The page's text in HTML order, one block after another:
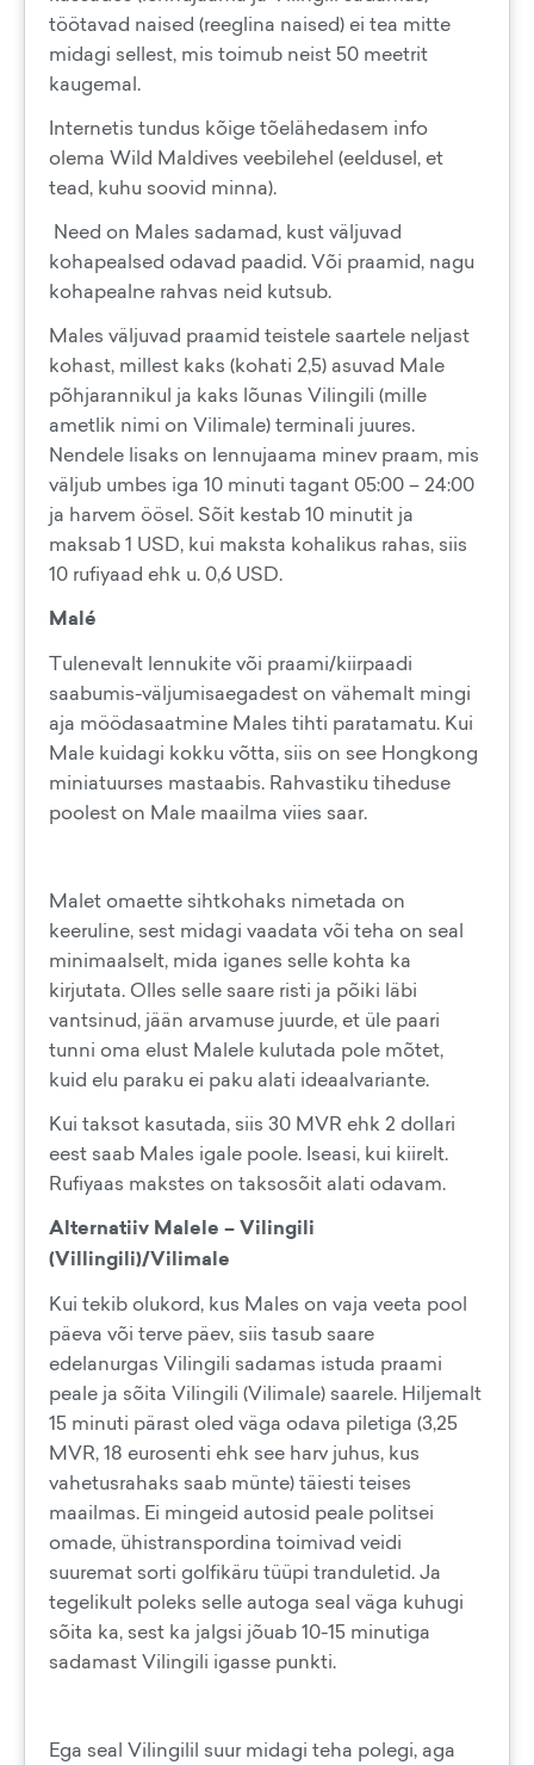
töötavad naised (reeglina naised) ei tea mitte
midagi sellest, mis toimub neist 50 meetrit
kaugemal.
Internetis tundus kõige tõelähedasem info
olema Wild Maldives veebilehel (eeldusel, et
tead, kuhu soovid minna).
Need on Males sadamad, kust väljuvad
kohapealsed odavad paadid. Või praamid, nagu
kohapealne rahvas neid kutsub.
Males väljuvad praamid teistele saartele neljast
kohast, millest kaks (kohati 2,5) asuvad Male
põhjarannikul ja kaks lõunas Vilingili (mille
ametlik nimi on Vilimale) terminali juures.
Nendele lisaks on lennujaama minev praam, mis
väljub umbes iga 10 minuti tagant 05:00 – 24:00
ja harvem öösel. Sõit kestab 10 minutit ja
maksab 1 USD, kui maksta kohalikus rahas, siis
10 rufiyaad ehk u. 0,6 USD.
Malé
Tulenevalt lennukite või praami/kiirpaadi
saabumis-väljumisaegadest on vähemalt mingi
aja möödasaatmine Males tihti paratamatu. Kui
Male kuidagi kokku võtta, siis on see Hongkong
miniatuurses mastaabis. Rahvastiku tiheduse
poolest on Male maailma viies saar.
Malet omaette sihtkohaks nimetada on
keeruline, sest midagi vaadata või teha on seal
minimaalselt, mida iganes selle kohta ka
kirjutata. Olles selle saare risti ja põiki läbi
vantsinud, jään arvamuse juurde, et üle paari
tunni oma elust Malele kulutada pole mõtet,
kuid elu paraku ei paku alati ideaalvariante.
Kui taksot kasutada, siis 30 MVR ehk 2 dollari
eest saab Males igale poole. Iseasi, kui kiirelt.
Rufiyaas makstes on taksosõit alati odavam.
Alternatiiv Malele – Vilingili
(Villingili)/Vilimale
Kui tekib olukord, kus Males on vaja veeta pool
päeva või terve päev, siis tasub saare
edelanurgas Vilingili sadamas istuda praami
peale ja sõita Vilingili (Vilimale) saarele. Hiljemalt
15 minuti pärast oled väga odava piletiga (3,25
MVR, 18 eurosenti ehk see harv juhus, kus
vahetusrahaks saab münte) täiesti teises
maailmas. Ei mingeid autosid peale politsei
omade, ühistranspordina toimivad veidi
suuremat sorti golfikäru tüüpi tranduletid. Ja
tegelikult poleks selle autoga seal väga kuhugi
sõita ka, sest ka jalgsi jõuab 10-15 minutiga
sadamast Vilingili igasse punkti.
Ega seal Vilingilil suur midagi teha polegi, aga